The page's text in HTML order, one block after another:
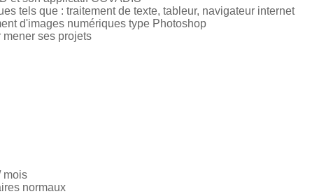
tels que : traitement de texte, tableur, navigateur internet
d'images numériques type Photoshop
mener ses projets
mois
normaux